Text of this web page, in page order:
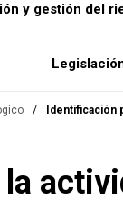
y gestión del
/ Identificación